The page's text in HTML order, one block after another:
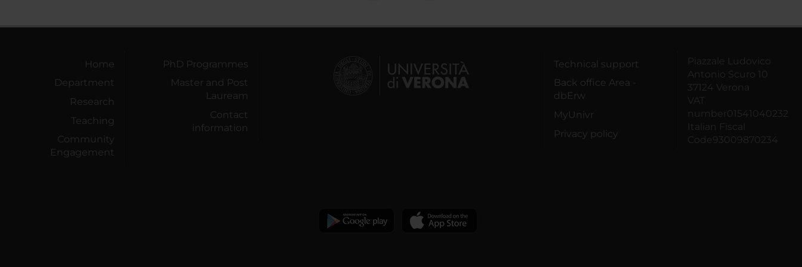
Home
Department
Research
Teaching
Community
Engagement
PhD Programmes
Master and Post
Lauream
Contact
information
Technical support
Back office Area -
dbErw
MyUnivr
Privacy policy
Piazzale Ludovico
Antonio Scuro 10
37124 Verona
VAT
number01541040232
Italian Fiscal
Code93009870234